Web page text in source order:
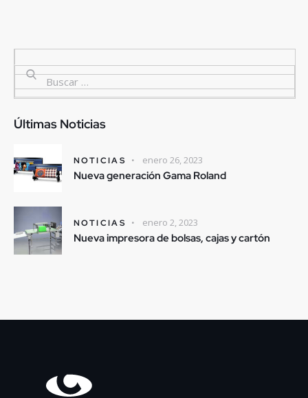
Últimas Noticias
NOTICIAS enero 26, 2023
Nueva generación Gama Roland
NOTICIAS enero 2, 2023
Nueva impresora de bolsas, cajas y cartón